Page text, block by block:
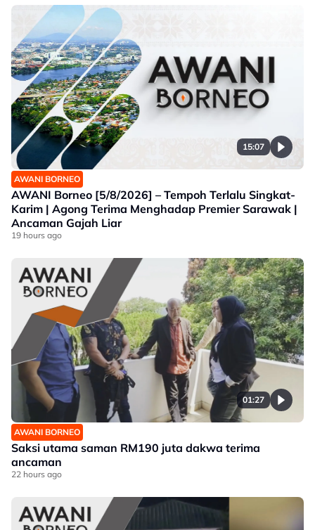
15:07
AWANI BORNEO
AWANI Borneo [5/8/2026] – Tempoh Terlalu Singkat-
Karim | Agong Terima Menghadap Premier Sarawak |
Ancaman Gajah Liar
19 hours ago
01:27
AWANI BORNEO
Saksi utama saman RM190 juta dakwa terima
ancaman
22 hours ago